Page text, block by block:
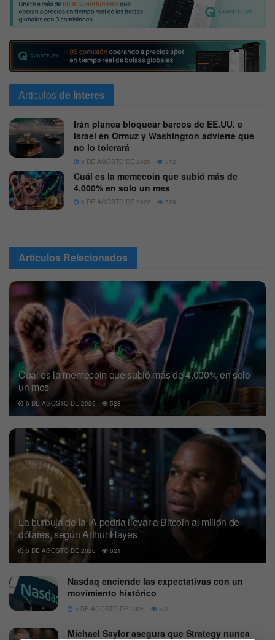
Articulosde interes
Irán planea bloquear barcos de EE.UU. e
Israel en Ormuz y Washington advierte que
no lo tolerará
6 DE AGOSTO DE 2026 512
Cuál es la memecoin que subió más de
4.000% en solo un mes
6 DE AGOSTO DE 2026 528
Articulos Relacionados
Cuál es la memecoin que subió más de 4.000% en solo
un mes
6 DE AGOSTO DE 2026 528
La burbuja de la IA podría llevar a Bitcoin al millón de
dólares, según Arthur Hayes
5 DE AGOSTO DE 2026 621
Nasdaq enciende las expectativas con un
movimiento histórico
5 DE AGOSTO DE 2026 570
Michael Saylor asegura que Strategy nunca